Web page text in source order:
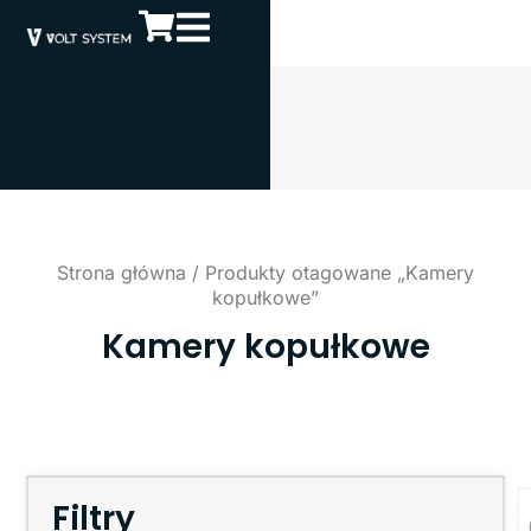
Strona główna / Produkty otagowane „Kamery
kopułkowe”
Kamery kopułkowe
Filtry